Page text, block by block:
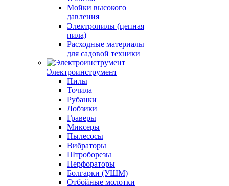
Мойки высокого
давления
Электропилы (цепная
пила)
Расходные материалы
для садовой техники
Электроинструмент
Пилы
Точила
Рубанки
Лобзики
Граверы
Миксеры
Пылесосы
Вибраторы
Штроборезы
Перфораторы
Болгарки (УШМ)
Отбойные молотки